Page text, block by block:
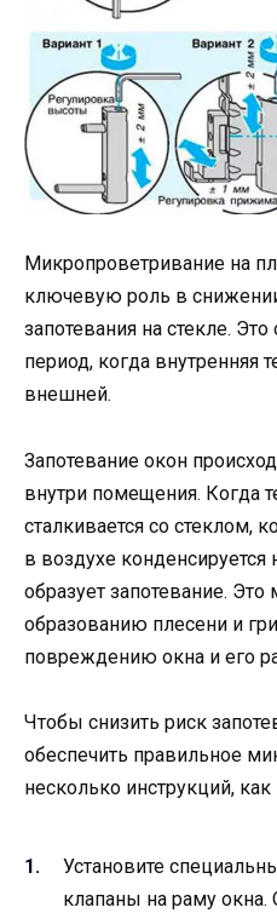
Микропроветривание на
ключевую роль в
запотевания на стекле.
период, когда внутренняя
внешней.
Запотевание окон
внутри помещения. Когда
сталкивается со стеклом,
в воздухе конденсируется
образует запотевание.
образованию плесени и
повреждению окна и его
Чтобы снизить риск
обеспечить правильное
несколько инструкций, как
Установите
клапаны на раму